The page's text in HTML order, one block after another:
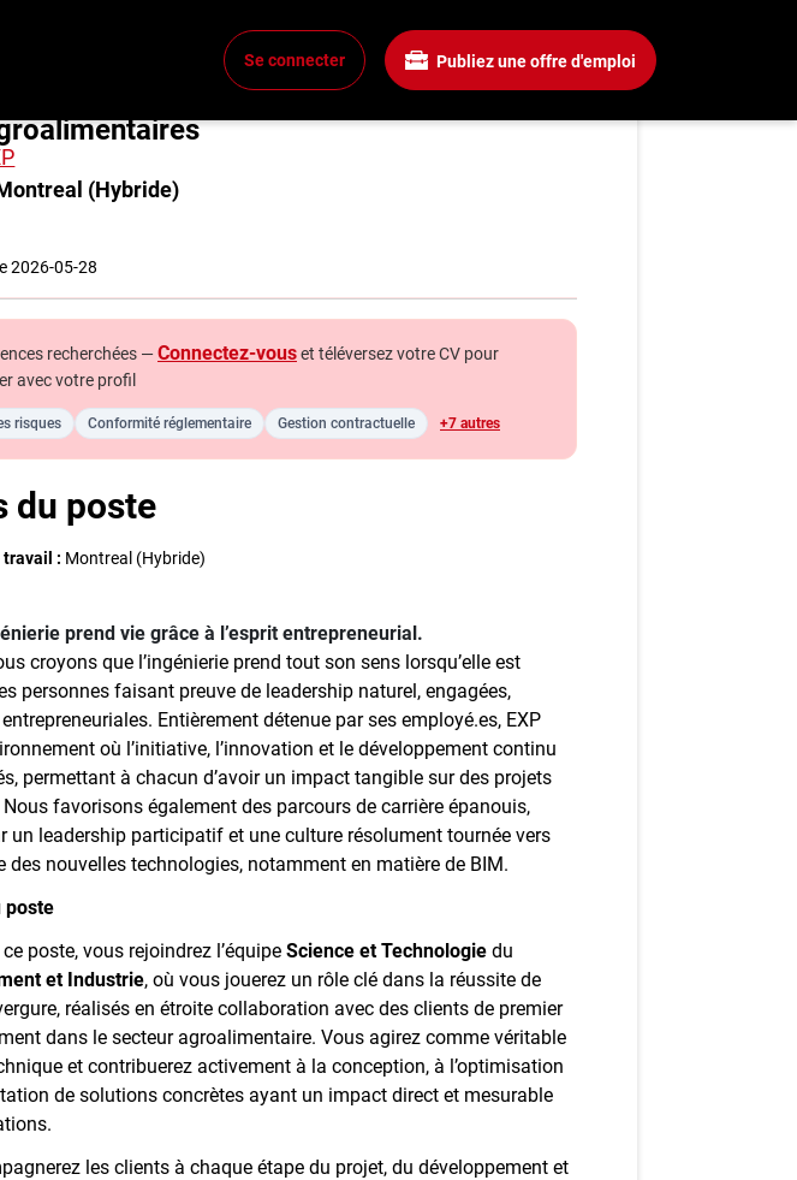
Se connecter Publiez une offre d'emploi
Compagnies
Ma boîte à outils
Conseils carrière
Métiers
Inscrivez-vous à l'infolettre
Employeurs
Publiez une offre d'emploi
ou Ingénieur Senior, Procédés
(Hybride)
2026-05-28
recherchées —Connectez-vouset téléversez votre CV pour
avec votre profil
risques Conformité réglementaire Gestion contractuelle +7 autres
du poste
travail : Montreal (Hybride)
prend vie grâce à l’esprit entrepreneurial.
croyons que l’ingénierie prend tout son sens lorsqu’elle est
personnes faisant preuve de leadership naturel, engagées,
Entièrement détenue par ses employé.es, EXP
où l’initiative, l’innovation et le développement continu
permettant à chacun d’avoir un impact tangible sur des projets
Nous favorisons également des parcours de carrière épanouis,
un leadership participatif et une culture résolument tournée vers
des nouvelles technologies, notamment en matière de BIM.
poste
poste, vous rejoindrez l’équipe Science et Technologie du
et Industrie, où vous jouerez un rôle clé dans la réussite de
réalisés en étroite collaboration avec des clients de premier
dans le secteur agroalimentaire. Vous agirez comme véritable
et contribuerez activement à la conception, à l’optimisation
de solutions concrètes ayant un impact direct et mesurable
les clients à chaque étape du projet, du développement et